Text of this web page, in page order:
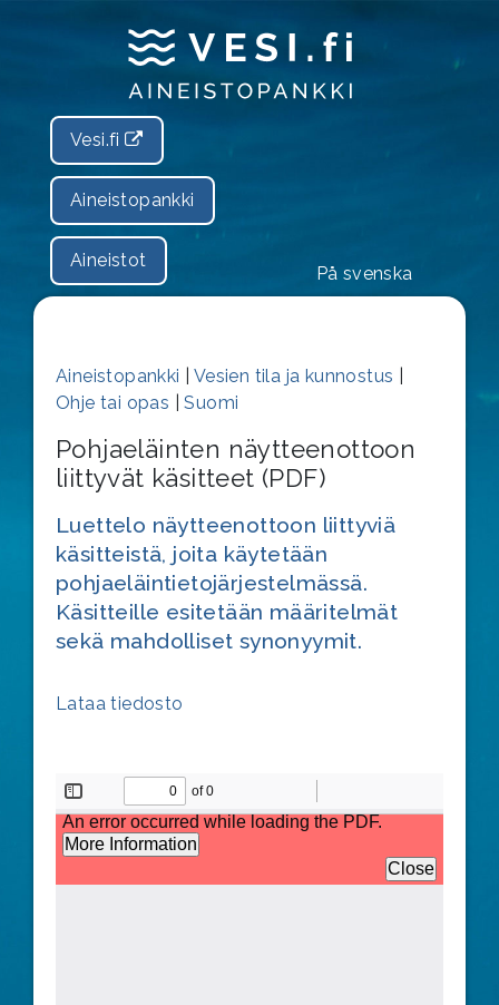
Vesi.fi
Aineistopankki
Aineistot
På svenska
Aineistopankki Vesien tila ja kunnostus
Ohje tai opas |Suomi
Pohjaeläinten näytteenottoon
liittyvät käsitteet (PDF)
Luettelo näytteenottoon liittyviä
käsitteistä, joita käytetään
pohjaeläintietojärjestelmässä.
Käsitteille esitetään määritelmät
sekä mahdolliset synonyymit.
Lataa tiedosto